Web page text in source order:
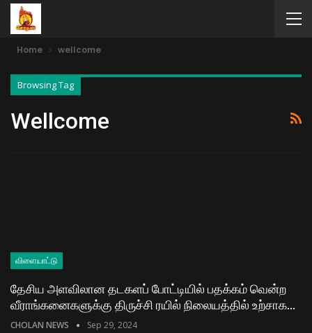
Home wellcome
Browsing Tag
Wellcome
விளையாட்டு
தேசிய அளவிலான தடகளப் போட்டியில் பதக்கம் வென்ற
வீராங்கனைகளுக்கு திருச்சி ரயில் நிலையத்தில் உற்சாக…
CHOLAN NEWS Sep 29, 2024